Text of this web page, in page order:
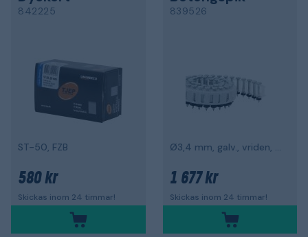
842225
ST-50, FZB
580 kr
Skickas inom 24 timmar!
839526
Ø3,4 mm, galv., vriden, 1000-pack
1 677 kr
Skickas inom 24 timmar!